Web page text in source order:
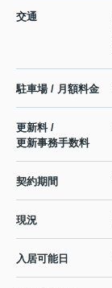
交通
駐車場 / 月額料金
更新料 /
更新事務手数料
契約期間
現況
入居可能日